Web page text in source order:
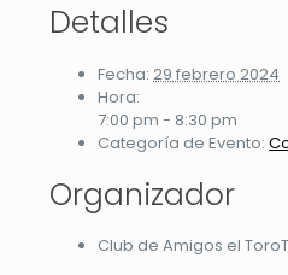
Detalles
Fecha: 29 febrero 2024
Hora:
7:00 pm - 8:30 pm
Categoría de Evento:
Organizador
Club de Amigos el